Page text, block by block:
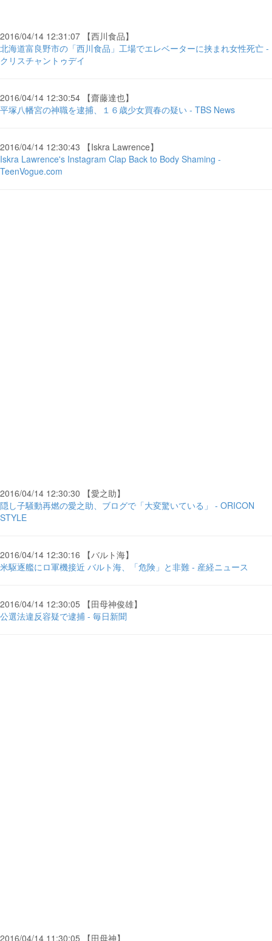
2016/04/14 12:31:07 【西川食品】
北海道富良野市の「西川食品」工場でエレベーターに挟まれ女性死亡 -
クリスチャントゥデイ
2016/04/14 12:30:54 【齋藤達也】
平塚八幡宮の神職を逮捕、１６歳少女買春の疑い - TBS News
2016/04/14 12:30:43 【Iskra Lawrence】
Iskra Lawrence's Instagram Clap Back to Body Shaming -
TeenVogue.com
2016/04/14 12:30:30 【愛之助】
隠し子騒動再燃の愛之助、ブログで「大変驚いている」 - ORICON
STYLE
2016/04/14 12:30:16 【バルト海】
米駆逐艦にロ軍機接近 バルト海、「危険」と非難 - 産経ニュース
2016/04/14 12:30:05 【田母神俊雄】
公選法違反容疑で逮捕 - 毎日新聞
2016/04/14 11:30:05 【田母神】